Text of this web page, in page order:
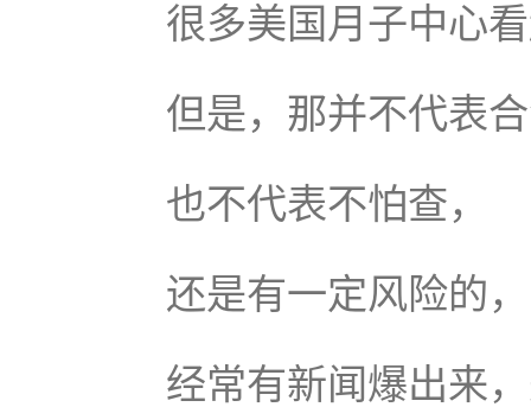
很多美国月子中心
但是，那并不代表
也不代表不怕查，
还是有一定风险的，
经常有新闻爆出来